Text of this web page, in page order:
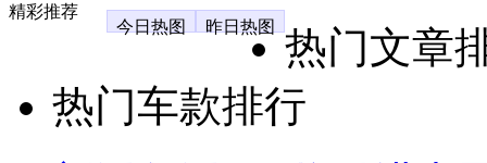
精彩推荐
今日热图
昨日热图
热门文章
热门车款排行